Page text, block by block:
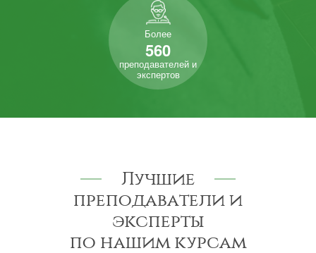
Более
560
преподавателей и
экспертов
Лучшие
преподаватели и
эксперты
по нашим курсам